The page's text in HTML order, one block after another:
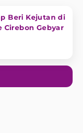
Beri Kejutan di
Cirebon Gebyar